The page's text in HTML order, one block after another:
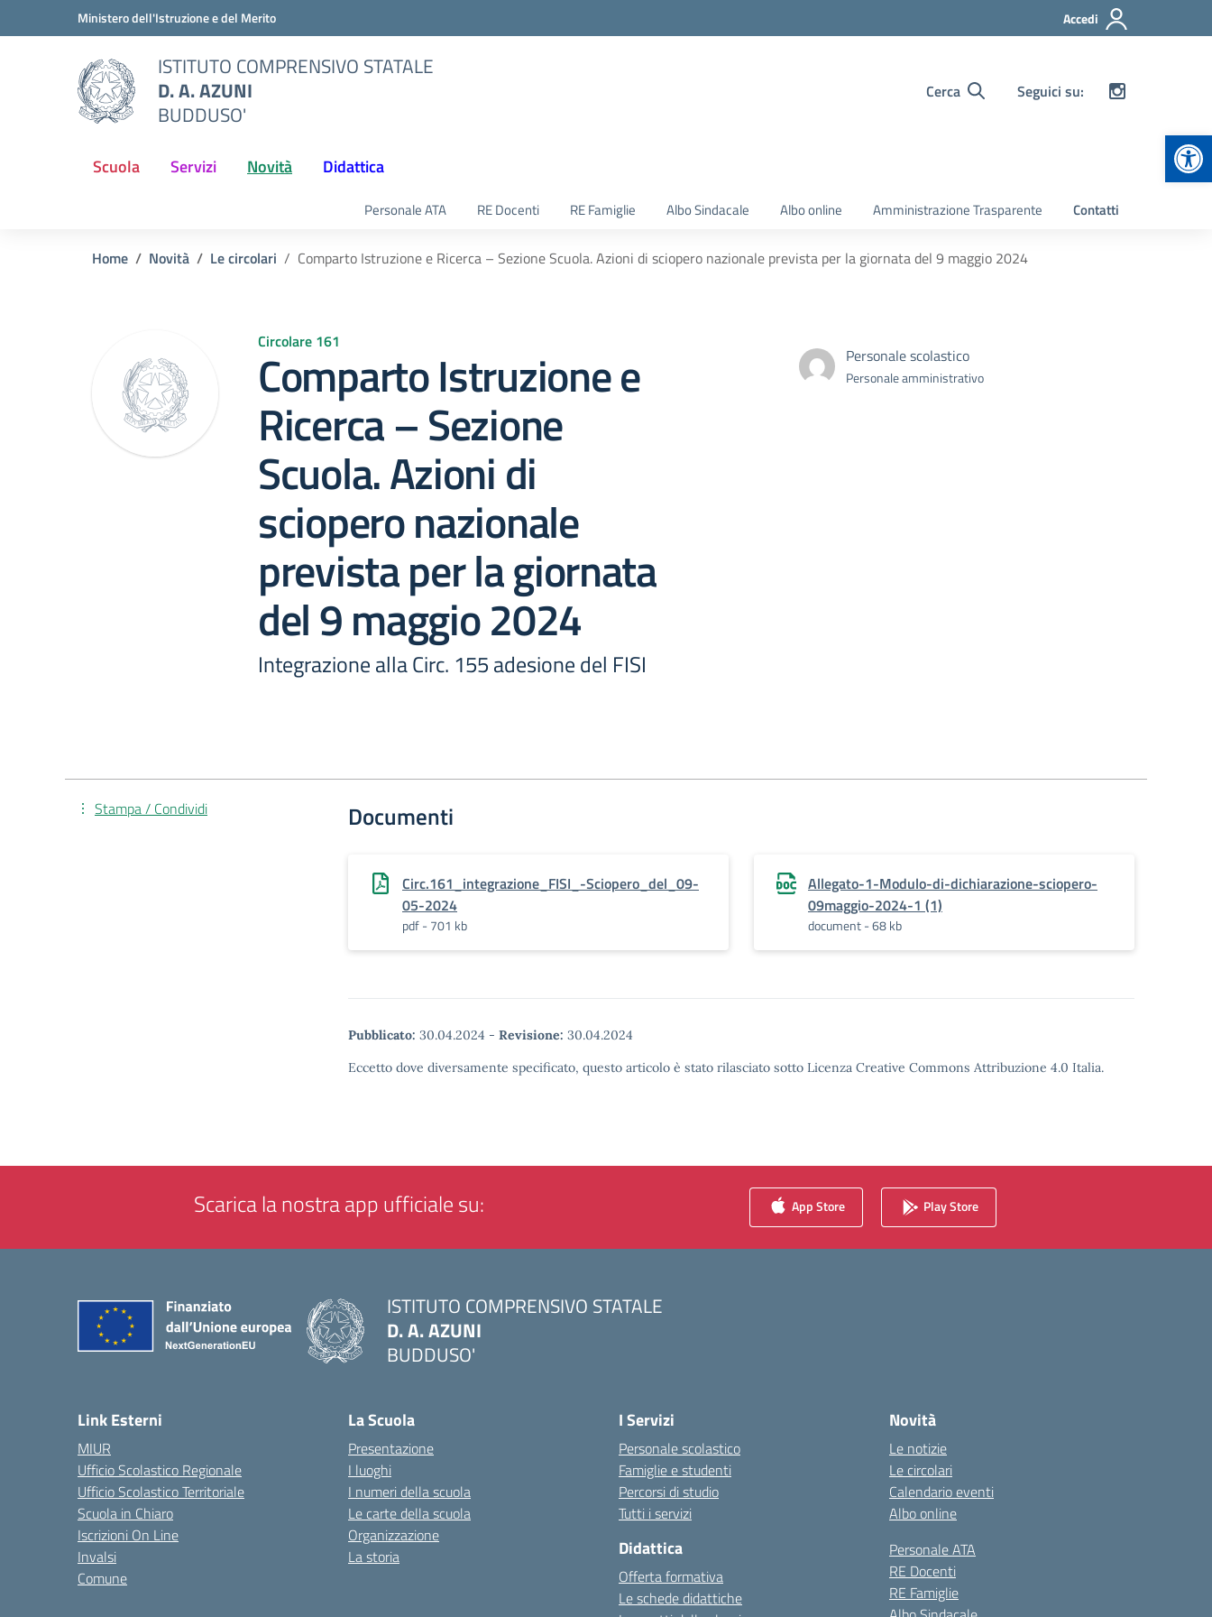
Vai ai contenuti
Vai al menu di navigazioneMinistero dell'Istruzione e del Merito Accedi
ISTITUTO COMPRENSIVO STATALE
D. A. AZUNI
BUDDUSO'
Cerca Seguici su:
Scuola Servizi Novità Didattica
Personale ATA RE Docenti RE Famiglie Albo Sindacale Albo online Amministrazione Trasparente Contatti
Home Novità Le circolari Comparto Istruzione e Ricerca – Sezione Scuola. Azioni di sciopero nazionale prevista per la giornata del 9 maggio 2024
Circolare 161
Comparto Istruzione e
Ricerca – Sezione
Scuola. Azioni di
sciopero nazionale
prevista per la giornata
del 9 maggio 2024
Integrazione alla Circ. 155 adesione del FISI
Personale scolastico
Personale amministrativo
Documenti
Circ.161_integrazione_FISI_-Sciopero_del_09-
05-2024
pdf - 701 kb
Allegato-1-Modulo-di-dichiarazione-sciopero-
09maggio-2024-1 (1)
document - 68 kb
Pubblicato: 30.04.2024 - Revisione: 30.04.2024
Eccetto dove diversamente specificato, questo articolo è stato rilasciato sotto Licenza Creative Commons Attribuzione 4.0 Italia.
Stampa / Condividi
Scarica la nostra app ufficiale su: App Store Play Store
ISTITUTO COMPRENSIVO STATALE
D. A. AZUNI
BUDDUSO'
Link Esterni
MIUR
Ufficio Scolastico Regionale
Ufficio Scolastico Territoriale
Scuola in Chiaro
Iscrizioni On Line
Invalsi
Comune
La Scuola
Presentazione
I luoghi
I numeri della scuola
Le carte della scuola
Organizzazione
La storia
I Servizi
Personale scolastico
Famiglie e studenti
Percorsi di studio
Tutti i servizi
Didattica
Offerta formativa
Le schede didattiche
Novità
Le notizie
Le circolari
Calendario eventi
Albo online
Personale ATA
RE Docenti
RE Famiglie